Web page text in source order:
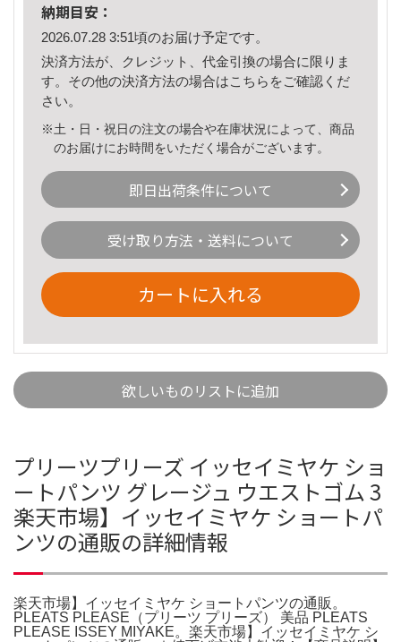
納期目安：
2026.07.28 3:51頃のお届け予定です。
決済方法が、クレジット、代金引換の場合に限りま
す。その他の決済方法の場合はこちら をご確認くだ
さい。
※土・日・祝日の注文の場合や在庫状況によって、商品
のお届けにお時間をいただく場合がございます。
即日出荷条件について
受け取り方法・送料について
カートに入れる
欲しいものリストに追加
プリーツプリーズ イッセイミヤケ ショ
ートパンツ グレージュ ウエストゴム 3
楽天市場】イッセイミヤケ ショートパ
ンツの通販の詳細情報
楽天市場】イッセイミヤケ ショートパンツの通販。
PLEATS PLEASE（プリーツ プリーズ） 美品 PLEATS
PLEASE ISSEY MIYAKE。楽天市場】イッセイミヤケ シ